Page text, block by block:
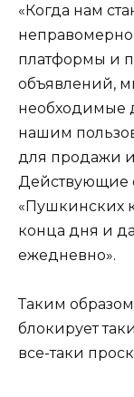
«Когда нам
платформы и
объявлений,
необходимые
нашим
для продажи и
Действующие
«Пушкинских
конца дня и
ежедневно».
Таким
блокирует
все-таки